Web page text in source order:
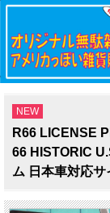
NEW
R66 LICENSE
66 HISTORIC
ム 日本車対応